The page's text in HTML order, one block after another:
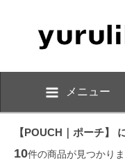
メニュー
【POUCH｜ポーチ】
10件の商品が見つかり